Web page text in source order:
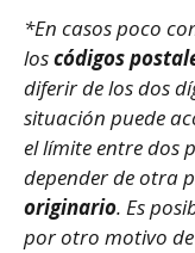
*En casos poco
loscódigos
diferir de los dos
situación puede
el límite entre dos
depender de otra
originario. Es
por otro motivo